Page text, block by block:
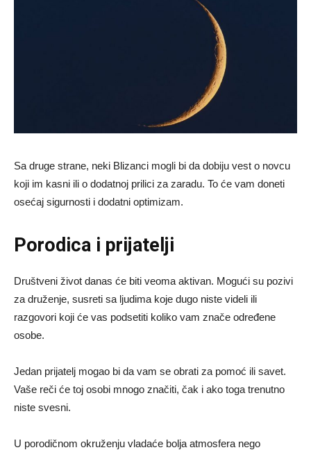
Sa druge strane, neki Blizanci mogli bi da dobiju vest o novcu
koji im kasni ili o dodatnoj prilici za zaradu. To će vam doneti
osećaj sigurnosti i dodatni optimizam.
Porodica i prijatelji
Društveni život danas će biti veoma aktivan. Mogući su pozivi
za druženje, susreti sa ljudima koje dugo niste videli ili
razgovori koji će vas podsetiti koliko vam znače određene
osobe.
Jedan prijatelj mogao bi da vam se obrati za pomoć ili savet.
Vaše reči će toj osobi mnogo značiti, čak i ako toga trenutno
niste svesni.
U porodičnom okruženju vladaće bolja atmosfera nego